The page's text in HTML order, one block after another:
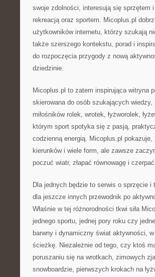
swoje zdolności, interesują się sprzętem
rekreacją oraz sportem. Micoplus.pl
użytkowników internetu, którzy szukają
także szerszego kontekstu, porad i
do rozpoczęcia przygody z nową
dziedzinie.
Micoplus.pl to zatem inspirująca witryna
skierowana do osób szukających
miłośników rolek, wrotek, łyżworolek,
którym sport spotyka się z pasją,
codzienną energią. Micoplus.pl
kierunków i wiele form, ale zawsze
poczuć wiatr, złapać równowagę i
Dla jednych będzie to serwis o sprzęcie
dla jeszcze innych przewodnik po
Właśnie w tej różnorodności tkwi siła
jednego sportu, jednej pory roku czy
barwny i dynamiczny świat aktywności,
ścieżkę. Niezależnie od tego, czy ktoś
poruszaniu się na wrotkach, zimowych
snowboardzie, pierwszych krokach na